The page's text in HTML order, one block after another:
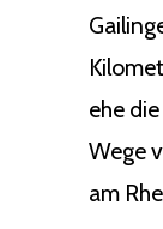
ehe
Wege
am